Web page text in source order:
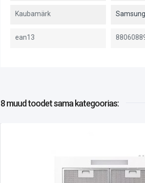
Kaubamärk Samsung
ean13
8 muud toodetsama kategoorias: